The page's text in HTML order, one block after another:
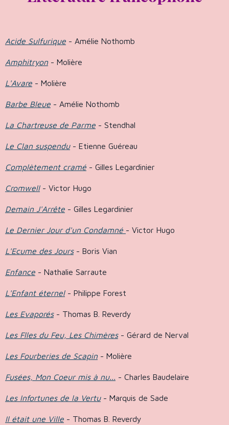
Acide Sulfurique - Amélie Nothomb
Amphitryon - Molière
L'Avare - Molière
Barbe Bleue - Amélie Nothomb
La Chartreuse de Parme - Stendhal
Le Clan suspendu- Etienne Guéreau
Complètement cramé - Gilles Legardinier
Cromwell- Victor Hugo
Demain J'Arrête - Gilles Legardinier
Le Dernier Jour d'un Condamné - Victor Hugo
L'Ecume des Jours- Boris Vian
Enfance - Nathalie Sarraute
L'Enfant éternel- Philippe Forest
Les Evaporés- Thomas B. Reverdy
Les Flles du Feu, Les Chimères- Gérard de Nerval
Les Fourberies de Scapin - Molière
Fusées, Mon Coeur mis à nu... - Charles Baudelaire
Les Infortunes de la Vertu- Marquis de Sade
Il était une Ville - Thomas B. Reverdy